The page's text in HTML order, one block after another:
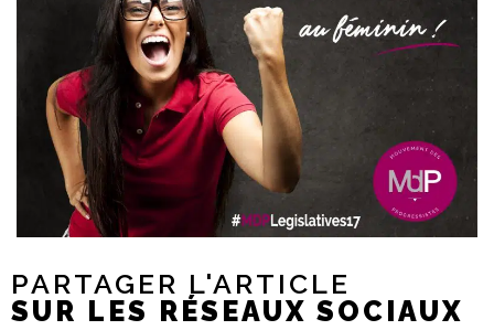
PARTAGER L'ARTICLE
SUR LES RÉSEAUX SOCIAUX